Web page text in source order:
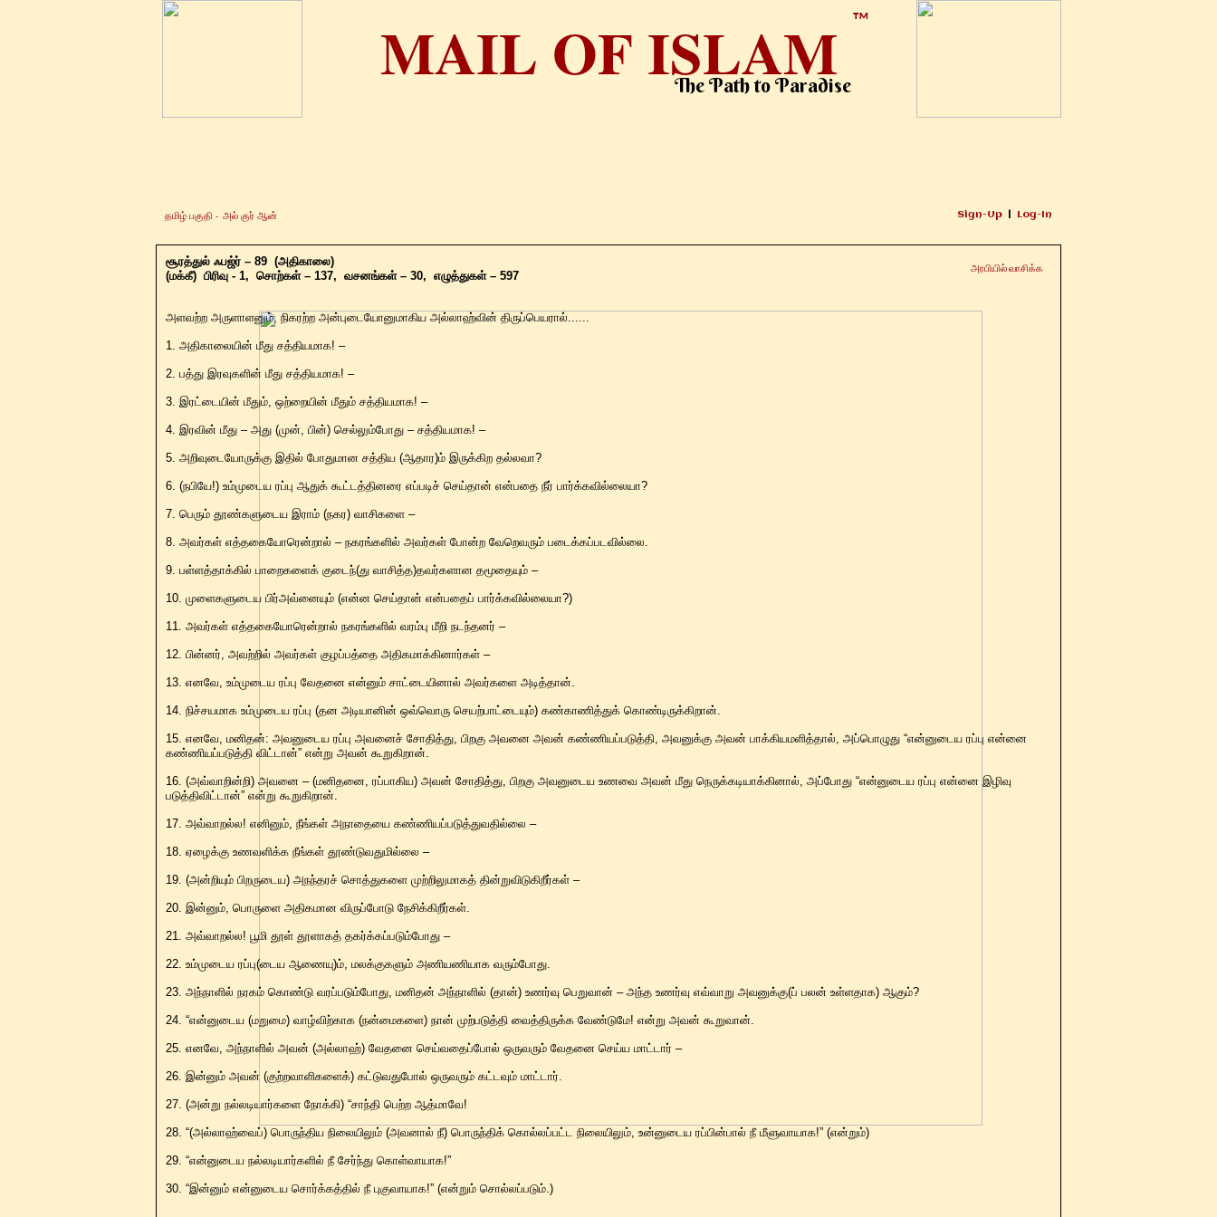
Sign-Up Log-In
MAIL OF ISLAM ™
The Path to Paradise
சூரத்துல் ஃபஜ்ர் – 89 (அதிகாலை)
(மக்கீ) பிரிவு - 1, சொற்கள் – 137, வசனங்கள் – 30, எழுத்துகள் – 597
அளவற்ற அருளாளனும், நிகரற்ற அன்புடையோனுமாகிய அல்லாஹ்வின் திருப்பெயரால்......
1. அதிகாலையின் மீது சத்தியமாக! –
2. பத்து இரவுகளின் மீது சத்தியமாக! –
3. இரட்டையின் மீதும், ஒற்றையின் மீதும் சத்தியமாக! –
4. இரவின் மீது – அது (முன், பின்) செல்லும்போது – சத்தியமாக! –
5. அறிவுடையோருக்கு இதில் போதுமான சத்திய (ஆதார)ம் இருக்கிற தல்லவா?
6. (நபியே!) உம்முடைய ரப்பு ஆதுக் கூட்டத்தினரை எப்படிச் செய்தான் என்பதை நீர் பார்க்கவில்லையா?
7. பெரும் தூண்களுடைய இராம் (நகர) வாசிகளை –
8. அவர்கள் எத்தகையோரென்றால் – நகரங்களில் அவர்கள் போன்ற வேறெவரும் படைக்கப்படவில்லை.
9. பள்ளத்தாக்கில் பாறைகளைக் குடைந்(து வாசித்த)தவர்களான தமூதையும் –
10. முளைகளுடைய பிர்அவ்னையும் (என்ன செய்தான் என்பதைப் பார்க்கவில்லையா?)
11. அவர்கள் எத்தகையோரென்றால் நகரங்களில் வரம்பு மீறி நடந்தனர் –
12. பின்னர், அவற்றில் அவர்கள் குழப்பத்தை அதிகமாக்கினார்கள் –
13. எனவே, உம்முடைய ரப்பு வேதனை என்னும் சாட்டையினால் அவர்களை அடித்தான்.
14. நிச்சயமாக உம்முடைய ரப்பு (தன அடியானின் ஒவ்வொரு செயற்பாட்டையும்) கண்காணித்துக் கொண்டிருக்கிறான்.
15. எனவே, மனிதன்: அவனுடைய ரப்பு அவனைச் சோதித்து, பிறகு அவனை அவன் கண்ணியப்படுத்தி, அவனுக்கு அவன் பாக்கியமளித்தால், அப்பொழுது “என்னுடைய ரப்பு என்னை
கண்ணியப்படுத்தி விட்டான்” என்று அவன் கூறுகிறான்.
16. (அவ்வாறின்றி) அவனை – (மனிதனை, ரப்பாகிய) அவன் சோதித்து, பிறகு அவனுடைய உணவை அவன் மீது நெருக்கடியாக்கினால், அப்போது “என்னுடைய ரப்பு என்னை இழிவு
படுத்திவிட்டான்” என்று கூறுகிறான்.
17. அவ்வாறல்ல! எனினும், நீங்கள் அநாதையை கண்ணியப்படுத்துவதில்லை –
18. ஏழைக்கு உணவளிக்க நீங்கள் தூண்டுவதுமில்லை –
19. (அன்றியும் பிறருடைய) அநந்தரச் சொத்துகளை முற்றிலுமாகத் தின்றுவிடுகிறீர்கள் –
20. இன்னும், பொருளை அதிகமான விருப்போடு நேசிக்கிறீர்கள்.
21. அவ்வாறல்ல! பூமி தூள் தூளாகத் தகர்க்கப்படும்போது –
22. உம்முடைய ரப்பு(டைய ஆணையு)ம், மலக்குகளும் அணியணியாக வரும்போது.
23. அந்நாளில் நரகம் கொண்டு வரப்படும்போது, மனிதன் அந்நாளில் (தான்) உணர்வு பெறுவான் – அந்த உணர்வு எவ்வாறு அவனுக்கு(ப் பலன் உள்ளதாக) ஆகும்?
24. “என்னுடைய (மறுமை) வாழ்விற்காக (நன்மைகளை) நான் முற்படுத்தி வைத்திருக்க வேண்டுமே! என்று அவன் கூறுவான்.
25. எனவே, அந்நாளில் அவன் (அல்லாஹ்) வேதனை செய்வதைப்போல் ஒருவரும் வேதனை செய்ய மாட்டார் –
26. இன்னும் அவன் (குற்றவாளிகளைக்) கட்டுவதுபோல் ஒருவரும் கட்டவும் மாட்டார்.
27. (அன்று நல்லடியார்களை நோக்கி) “சாந்தி பெற்ற ஆத்மாவே!
28. “(அல்லாஹ்வைப்) பொருந்திய நிலையிலும் (அவனால் நீ) பொருந்திக் கொல்லப்பட்ட நிலையிலும், உன்னுடைய ரப்பின்பால் நீ மீளுவாயாக!” (என்றும்)
29. “என்னுடைய நல்லடியார்களில் நீ சேர்ந்து கொள்வாயாக!”
30. “இன்னும் என்னுடைய சொர்க்கத்தில் நீ புகுவாயாக!” (என்றும் சொல்லப்படும்.)
தமிழ் பகுதி - அல் குர் ஆன்
அரபியில் வாசிக்க